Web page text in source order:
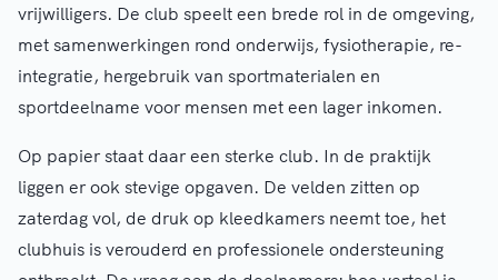
vrijwilligers. De club speelt een brede rol in de omgeving,
met samenwerkingen rond onderwijs, fysiotherapie, re-
integratie, hergebruik van sportmaterialen en
sportdeelname voor mensen met een lager inkomen.
Op papier staat daar een sterke club. In de praktijk
liggen er ook stevige opgaven. De velden zitten op
zaterdag vol, de druk op kleedkamers neemt toe, het
clubhuis is verouderd en professionele ondersteuning